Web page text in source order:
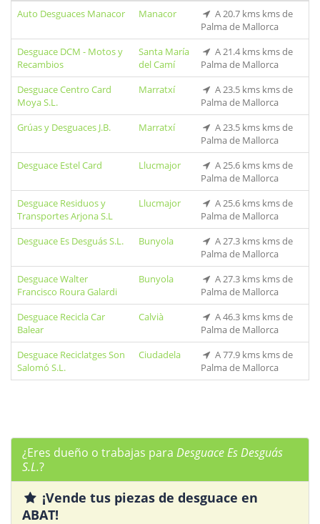
Auto Desguaces Manacor
Manacor
A 20.7 kms kms de
Palma de Mallorca
Desguace DCM - Motos y
Recambios
Santa María
del Camí
A 21.4 kms kms de
Palma de Mallorca
Desguace Centro Card
Moya S.L.
Marratxí
A 23.5 kms kms de
Palma de Mallorca
Grúas y Desguaces J.B.
Marratxí
A 23.5 kms kms de
Palma de Mallorca
Desguace Estel Card
Llucmajor
A 25.6 kms kms de
Palma de Mallorca
Desguace Residuos y
Transportes Arjona S.L
Llucmajor
A 25.6 kms kms de
Palma de Mallorca
Desguace Es Desguás S.L.
Bunyola
A 27.3 kms kms de
Palma de Mallorca
Desguace Walter
Francisco Roura Galardi
Bunyola
A 27.3 kms kms de
Palma de Mallorca
Desguace Recicla Car
Balear
Calvià
A 46.3 kms kms de
Palma de Mallorca
Desguace Reciclatges Son
Salomó S.L.
Ciudadela
A 77.9 kms kms de
Palma de Mallorca
¿Eres dueño o trabajas para Desguace Es Desguás
S.L.?
¡Vende tus piezas de desguace en
ABAT!